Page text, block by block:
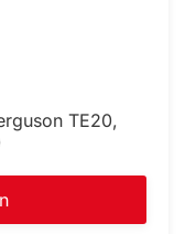
TE20,